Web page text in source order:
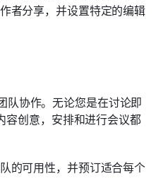
者分享，并设置特定的编辑
队协作。无论您是在讨论即
容创意，安排和进行会议都
的可用性，并预订适合每个